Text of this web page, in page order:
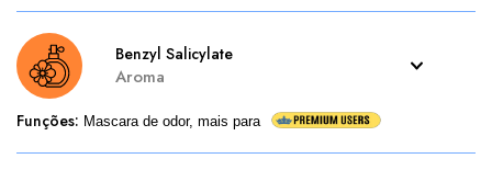
Benzyl Salicylate
Aroma
Funções: Mascara de odor, mais para